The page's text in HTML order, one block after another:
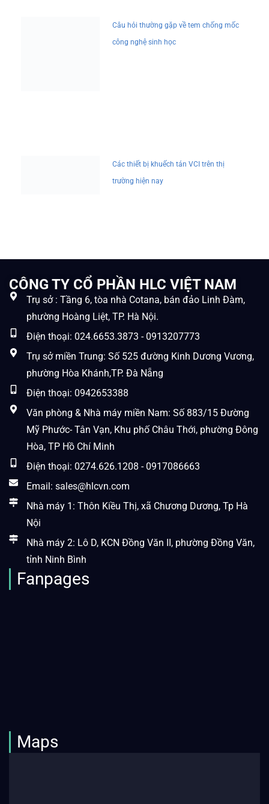
Câu hỏi thường gặp về tem chống mốc
công nghệ sinh học
Các thiết bị khuếch tán VCI trên thị
trường hiện nay
CÔNG TY CỔ PHẦN HLC VIỆT NAM
Trụ sở : Tầng 6, tòa nhà Cotana, bán đảo Linh Đàm,
phường Hoàng Liệt, TP. Hà Nội.
Điện thoại: 024.6653.3873 - 0913207773
Trụ sở miền Trung: Số 525 đường Kinh Dương Vương,
phường Hòa Khánh,TP. Đà Nẵng
Điện thoại: 0942653388
Văn phòng & Nhà máy miền Nam: Số 883/15 Đường
Mỹ Phước- Tân Vạn, Khu phố Châu Thới, phường Đông
Hòa, TP Hồ Chí Minh
Điện thoại: 0274.626.1208 - 0917086663
Email: sales@hlcvn.com
Nhà máy 1: Thôn Kiều Thị, xã Chương Dương, Tp Hà
Nội
Nhà máy 2: Lô D, KCN Đồng Văn II, phường Đồng Văn,
tỉnh Ninh Bình
Fanpages
Maps